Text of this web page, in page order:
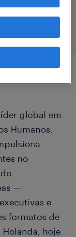
global em
Humanos.
no
—
e
formatos de
Holanda, hoje